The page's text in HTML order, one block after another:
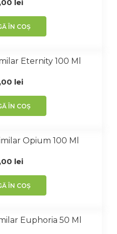
lei
ÎN COȘ
Eternity 100 Ml
lei
ÎN COȘ
Opium 100 Ml
lei
ÎN COȘ
Euphoria 50 Ml